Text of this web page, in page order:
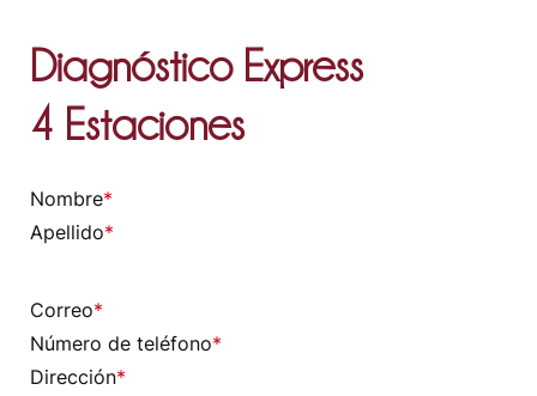
Diagnóstico Express
4 Estaciones
Nombre*
Apellido*
Correo*
Número de teléfono*
Dirección*